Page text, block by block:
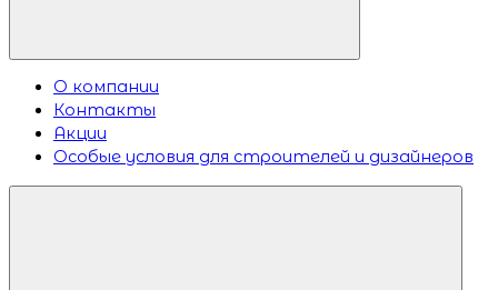
О компании
Контакты
Акции
Особые условия для строителей и дизайнеров